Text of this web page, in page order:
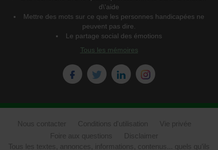
d\'aide
Mettre des mots sur ce que les personnes handicapées ne
peuvent pas dire.
Le partage social des émotions
Tous les mémoires
Nous contacter Conditions d'utilisation
Vie privée
Foire aux questions
Disclaimer
Tous les textes, annonces, informations, contenus... quels qu’ils